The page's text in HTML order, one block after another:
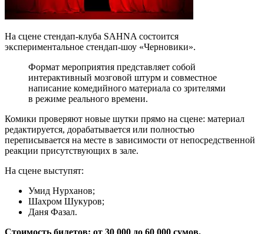
На сцене стендап-клуба SAHNA состоится
экспериментальное стендап-шоу «Черновики».
Формат мероприятия представляет собой
интерактивный мозговой штурм и совместное
написание комедийного материала со зрителями
в режиме реального времени.
Комики проверяют новые шутки прямо на сцене: материал
редактируется, дорабатывается или полностью
переписывается на месте в зависимости от непосредственной
реакции присутствующих в зале.
На сцене выступят:
Умид Нурханов;
Шахром Шукуров;
Даня Фазал.